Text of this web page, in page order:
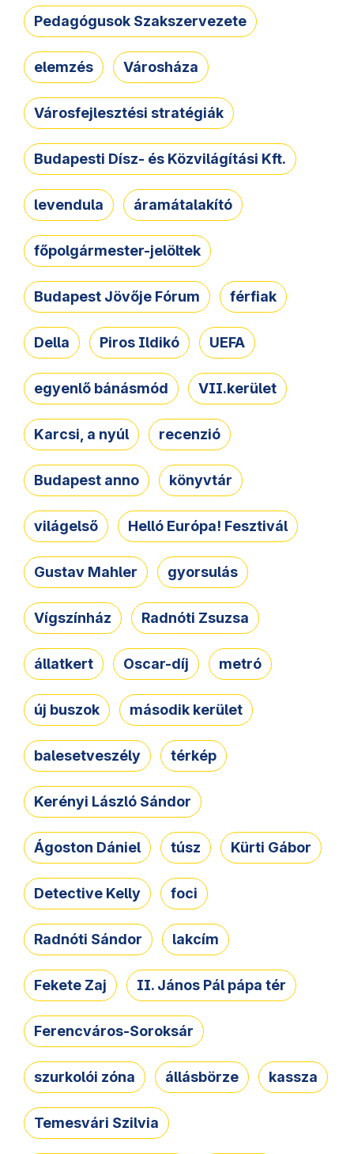
Pedagógusok Szakszervezete
elemzés Városháza
Városfejlesztési stratégiák
Budapesti Dísz- és Közvilágítási Kft.
levendula áramátalakító
főpolgármester-jelöltek
Budapest Jövője Fórum férfiak
Della Piros Ildikó UEFA
egyenlő bánásmód VII.kerület
Karcsi, a nyúl recenzió
Budapest anno könyvtár
világelső Helló Európa! Fesztivál
Gustav Mahler gyorsulás
Vígszínház Radnóti Zsuzsa
állatkert Oscar-díj metró
új buszok második kerület
balesetveszély térkép
Kerényi László Sándor
Ágoston Dániel túsz Kürti Gábor
Detective Kelly foci
Radnóti Sándor lakcím
Fekete Zaj II. János Pál pápa tér
Ferencváros-Soroksár
szurkolói zóna állásbörze kassza
Temesvári Szilvia